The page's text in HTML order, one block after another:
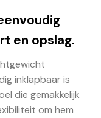
en opslag.
inklapbaar is
die gemakkelijk
om hem